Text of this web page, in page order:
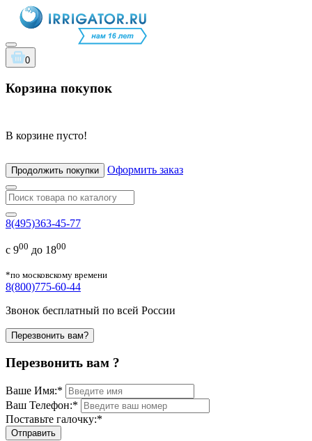
0
Корзина покупок
В корзине пусто!
Продолжить покупки Оформить заказ
8(495)363-45-77
с 900 до 1800
*по московскому времени
8(800)775-60-44
Звонок бесплатный по всей России
Перезвонить вам?
Перезвонить вам ?
Ваше Имя:*
Ваш Телефон:*
Поставьте галочку:*
Отправить